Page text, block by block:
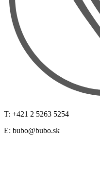
T: +421 2 5263 5254
E: bubo@bubo.sk